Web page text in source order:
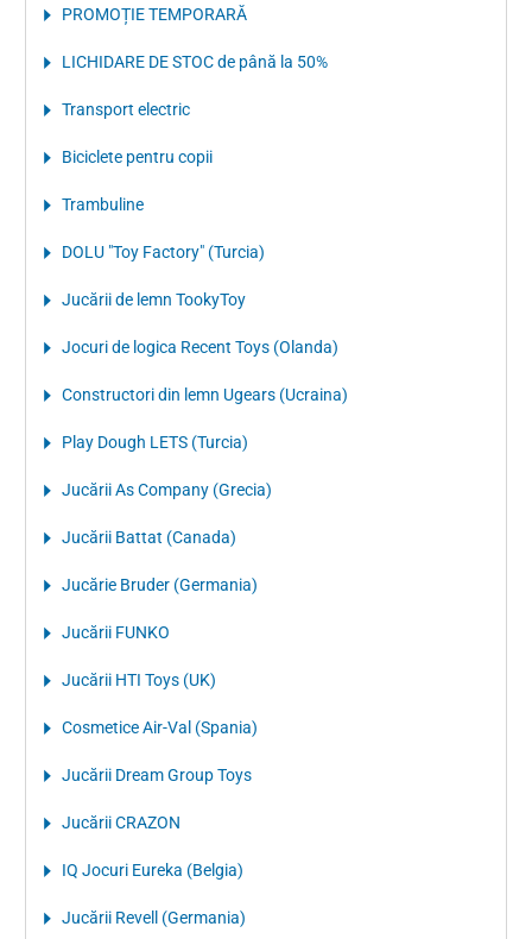
PROMOȚIE TEMPORARĂ
LICHIDARE DE STOC de până la 50%
Transport electriс
Biciclete pentru copii
Trambuline
DOLU "Toy Factory" (Turcia)
Jucării de lemn TookyToy
Jocuri de logica Recent Toys (Olanda)
Constructori din lemn Ugears (Ucraina)
Play Dough LETS (Turcia)
Jucării As Company (Grecia)
Jucării Battat (Canada)
Jucărie Bruder (Germania)
Jucării FUNKO
Jucării HTI Toys (UK)
Cosmetice Air-Val (Spania)
Jucării Dream Group Toys
Jucării CRAZON
IQ Jocuri Eureka (Belgia)
Jucării Revell (Germania)